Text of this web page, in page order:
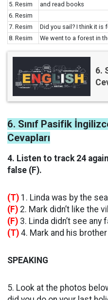
5. Resim
and read books
6. Resim
7. Resim
Did you sail? I think it is
8. Resim
We went to a forest in
6.
6. Sınıf Pasifik
Cevapları
4. Listen to track 24
false (F).
(T) 1. Linda was by the
(F) 2. Mark didn’t like the
(F) 3. Linda didn’t see
(T) 4. Mark and his
SPEAKING
5. Look at the photos